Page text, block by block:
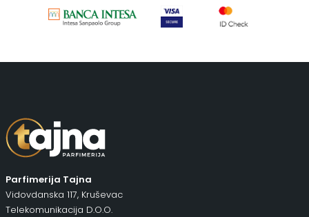
Parfimerija Tajna
Vidovdanska 117, Kruševac
Telekomunikacija D.O.O.